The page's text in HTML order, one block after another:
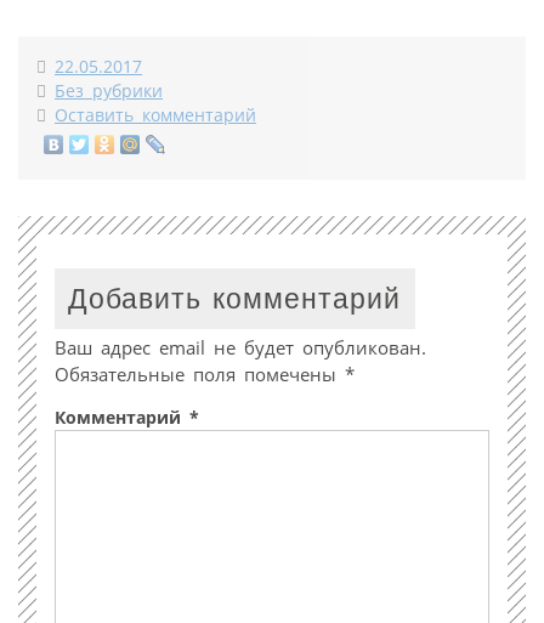
22.05.2017
Без рубрики
Оставить комментарий
Добавить комментарий
Ваш адрес email не будет опубликован.
Обязательные поля помечены *
Комментарий *